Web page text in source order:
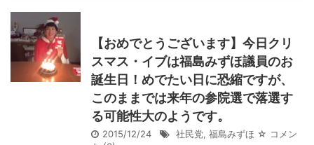
【おめでとうございます】今日クリ
スマス・イブは福島みずほ議員のお
誕生日！めでたい日に恐縮ですが、
このままでは来年の参院選で落選す
る可能性大のようです。
2015/12/24 社民党, 福島みずほ ☆ コメン